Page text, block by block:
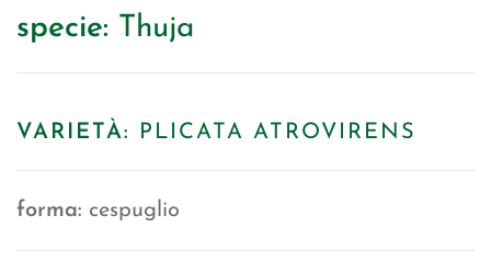
specie: Thuja
VARIETÀ: PLICATA ATROVIRENS
forma: cespuglio